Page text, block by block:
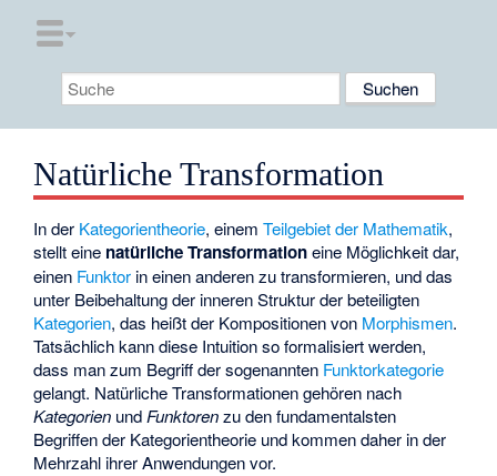
Natürliche Transformation
In der Kategorientheorie, einemTeilgebiet der Mathematik,
stellt eine natürliche Transformationeine Möglichkeit dar,
einen Funktor in einen anderen zu transformieren, und das
unter Beibehaltung der inneren Struktur der beteiligten
Kategorien, das heißt der Kompositionen von Morphismen.
Tatsächlich kann diese Intuition so formalisiert werden,
dass man zum Begriff der sogenannten Funktorkategorie
gelangt. Natürliche Transformationen gehören nach
Kategorien undFunktorenzu den fundamentalsten
Begriffen der Kategorientheorie und kommen daher in der
Mehrzahl ihrer Anwendungen vor.